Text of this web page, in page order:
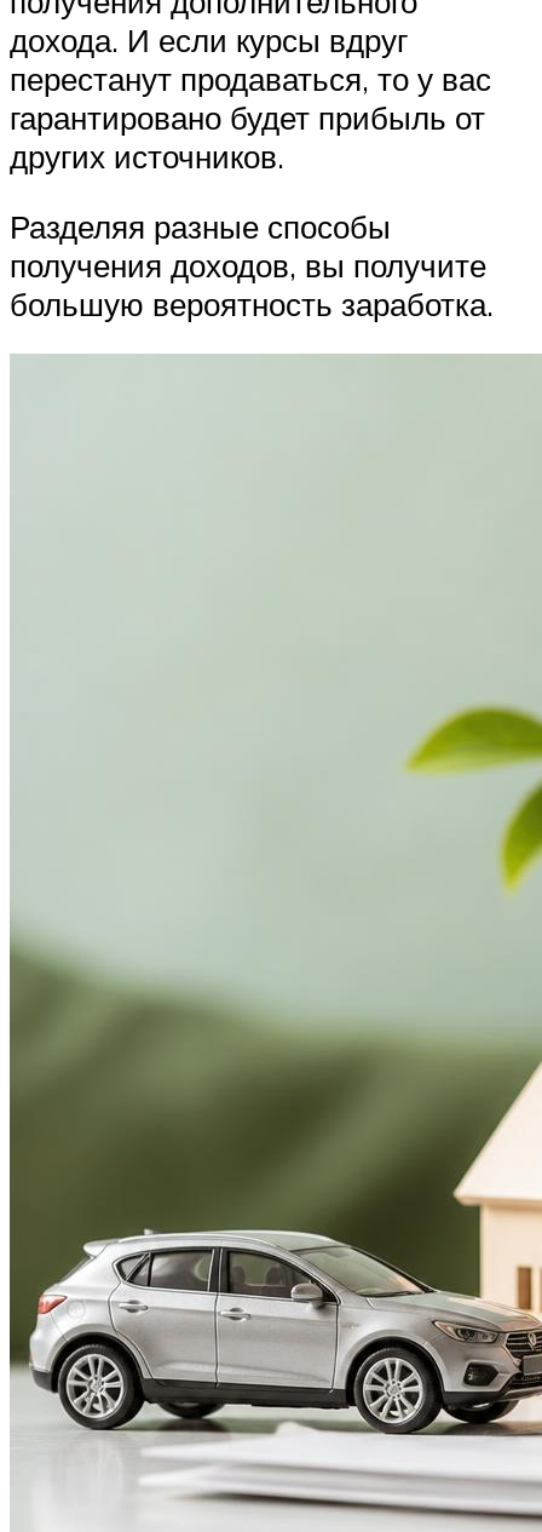
дохода. И если курсы вдруг
перестанут продаваться, то у вас
гарантировано будет прибыль от
других источников.
Разделяя разные способы
получения доходов, вы получите
большую вероятность заработка.